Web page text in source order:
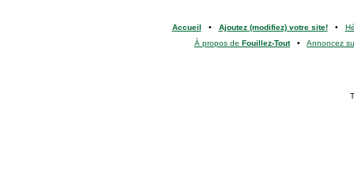
Accueil • Ajoutez (modifiez) votre site!•
À propos de Fouillez-Tout• Annoncez